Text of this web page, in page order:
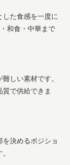
た食感を一度に
和食・中華まで
しい素材です。
で供給できま
決めるポジショ